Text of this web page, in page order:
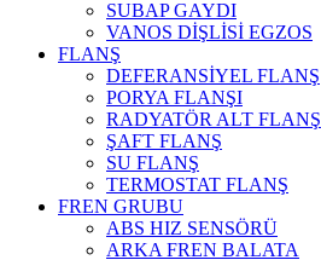
SUBAP GAYDI
VANOS DİŞLİSİ EGZOS
FLANŞ
DEFERANSİYEL FLANŞ
PORYA FLANŞI
RADYATÖR ALT FLANŞ
ŞAFT FLANŞ
SU FLANŞ
TERMOSTAT FLANŞ
FREN GRUBU
ABS HIZ SENSÖRÜ
ARKA FREN BALATA